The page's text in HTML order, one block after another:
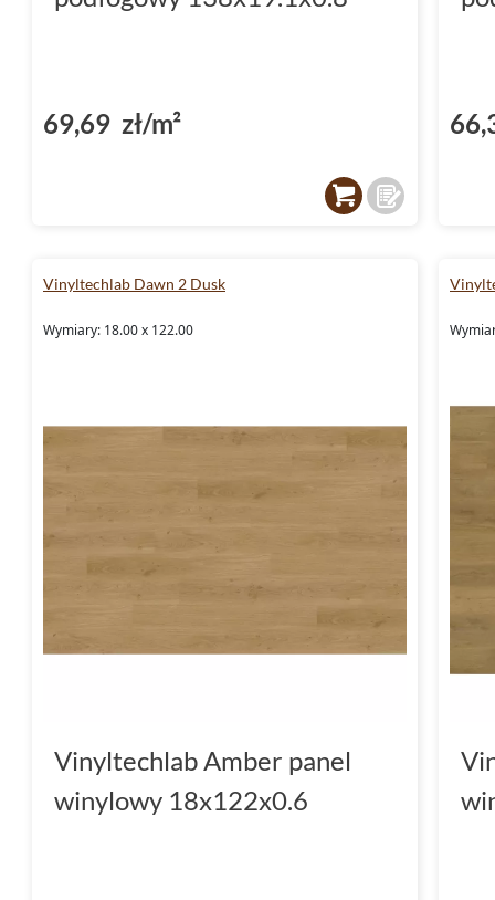
69,69 zł/m²
Vinyltechlab Dawn 2 Dusk
Wymiary: 18.00 x 122.00
Vinyltechlab Amber panel
winylowy 18x122x0.6